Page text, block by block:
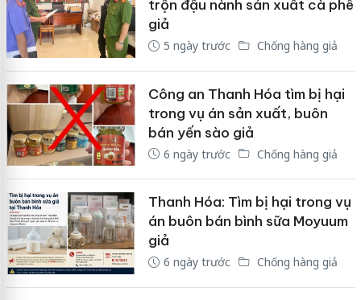
trộn đậu nành sản xuất cà phê
giả
5 ngày trước Chống hàng giả
Công an Thanh Hóa tìm bị hại
trong vụ án sản xuất, buôn
bán yến sào giả
6 ngày trước Chống hàng giả
Thanh Hóa: Tìm bị hại trong vụ
án buôn bán bình sữa Moyuum
giả
6 ngày trước Chống hàng giả